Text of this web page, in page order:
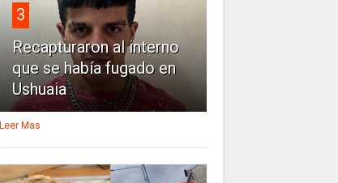
3
Recapturaron al interno
que se había fugado en
Ushuaia
Leer Mas